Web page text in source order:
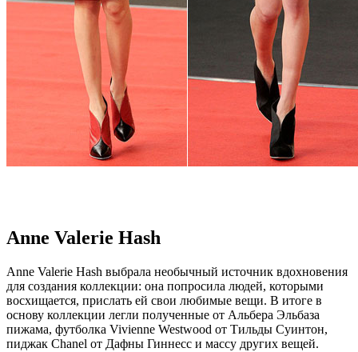
Anne Valerie Hash
Anne Valerie Hash выбрала необычный источник вдохновения
для создания коллекции: она попросила людей, которыми
восхищается, прислать ей свои любимые вещи. В итоге в
основу коллекции легли полученные от Альбера Эльбаза
пижама, футболка Vivienne Westwood от Тильды Суинтон,
пиджак Chanel от Дафны Гиннесс и массу других вещей.